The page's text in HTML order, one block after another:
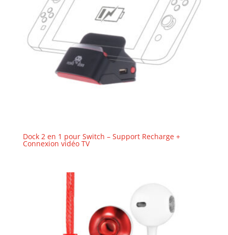
Dock 2 en 1 pour Switch – Support Recharge +
Connexion vidéo TV